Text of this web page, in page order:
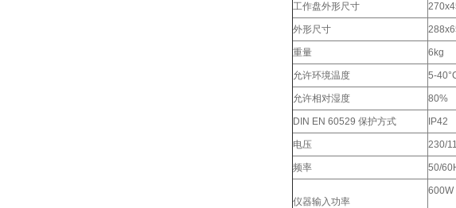
工作盘外形尺寸
外形尺寸
重量 6kg
允许环境温度 5-
允许相对湿度 80%
DIN EN 60529 保护方式 IP42
电压 230/
频率 50/
仪器输入功率
600W